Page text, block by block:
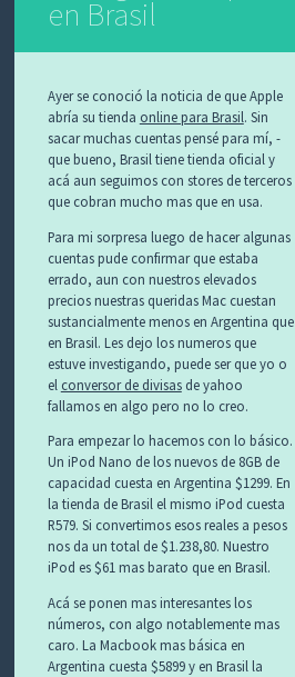
en Brasil
Ayer se conoció la noticia de que Apple
abría su tienda online para Brasil. Sin
sacar muchas cuentas pensé para mí, -
que bueno, Brasil tiene tienda oficial y
acá aun seguimos con stores de terceros
que cobran mucho mas que en usa.
Para mi sorpresa luego de hacer algunas
cuentas pude confirmar que estaba
errado, aun con nuestros elevados
precios nuestras queridas Mac cuestan
sustancialmente menos en Argentina que
en Brasil. Les dejo los numeros que
estuve investigando, puede ser que yo o
el conversor de divisasde yahoo
fallamos en algo pero no lo creo.
Para empezar lo hacemos con lo básico.
Un iPod Nano de los nuevos de 8GB de
capacidad cuesta en Argentina $1299. En
la tienda de Brasil el mismo iPod cuesta
R579. Si convertimos esos reales a pesos
nos da un total de $1.238,80. Nuestro
iPod es $61 mas barato que en Brasil.
Acá se ponen mas interesantes los
números, con algo notablemente mas
caro. La Macbook mas básica en
Argentina cuesta $5899 y en Brasil la